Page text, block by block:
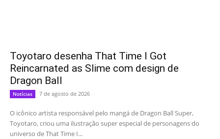
Toyotaro desenha That Time I Got
Reincarnated as Slime com design de
Dragon Ball
Notícias 7 de agosto de 2026
O icônico artista responsável pelo mangá de Dragon Ball Super,
Toyotaro, criou uma ilustração super especial de personagens do
universo de That Time I...